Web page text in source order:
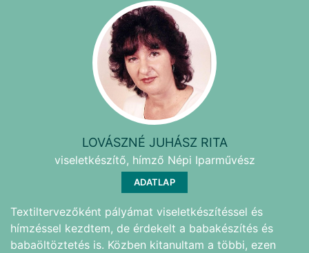
LOVÁSZNÉ JUHÁSZ RITA
viseletkészítő, hímző Népi Iparművész
ADATLAP
Textiltervezőként pályámat viseletkészítéssel és
hímzéssel kezdtem, de érdekelt a babakészítés és
babaöltöztetés is. Közben kitanultam a többi, ezen